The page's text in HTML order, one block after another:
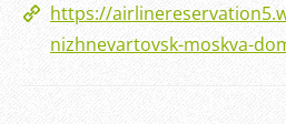
https://
nizhnevartovsk-moskva-